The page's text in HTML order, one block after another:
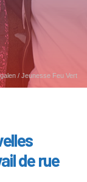
/ Jeunesse Feu Vert
de rue